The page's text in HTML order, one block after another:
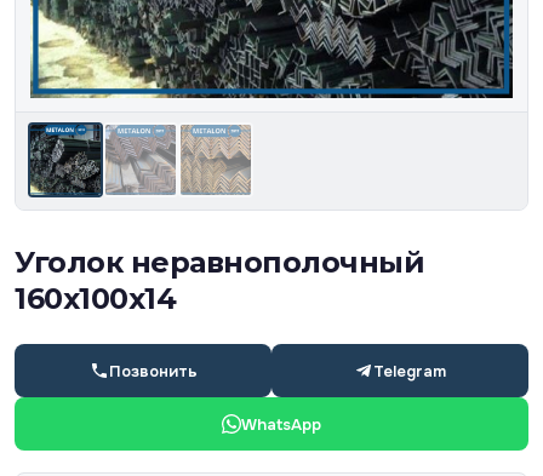
Уголок неравнополочный
160х100х14
Позвонить Telegram
WhatsApp